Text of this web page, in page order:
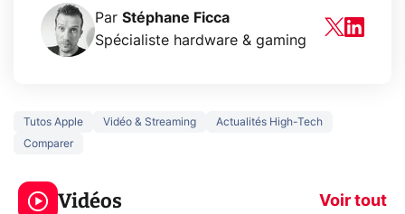
Par Stéphane Ficca
Spécialiste hardware & gaming
Tutos Apple Vidéo & Streaming
Actualités High-Tech
Comparer
Vidéos Voir tout
3 écrans en 1 pour
319€ ? Voici L'AOC
CQ32G4ZA !
prochaine